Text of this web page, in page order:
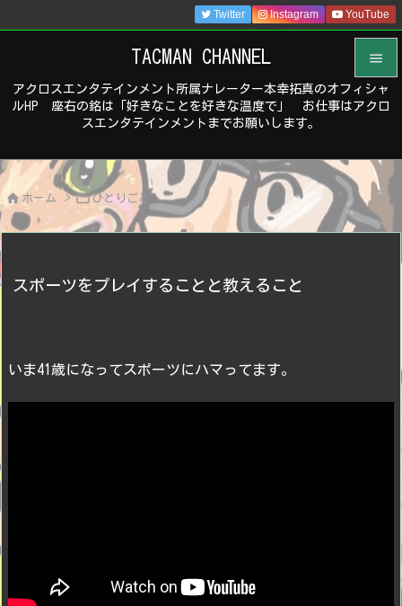
TACMAN CHANNEL
アクロスエンタテインメント所属ナレーター本幸拓真のオフィシャ
ルHP 座右の銘は「好きなことを好きな温度で」 お仕事はアクロ
スエンタテインメントまでお願いします。


メニュ
サイド

前へ

Twitter Instagram YouTube
 ホーム > ひとりごと
スポーツをプレイすることと教えること
いま41歳になってスポーツにハマってます。